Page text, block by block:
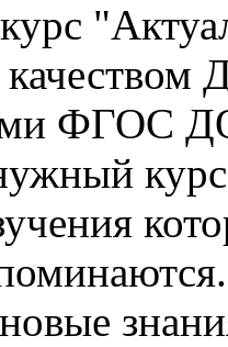
ФГОС